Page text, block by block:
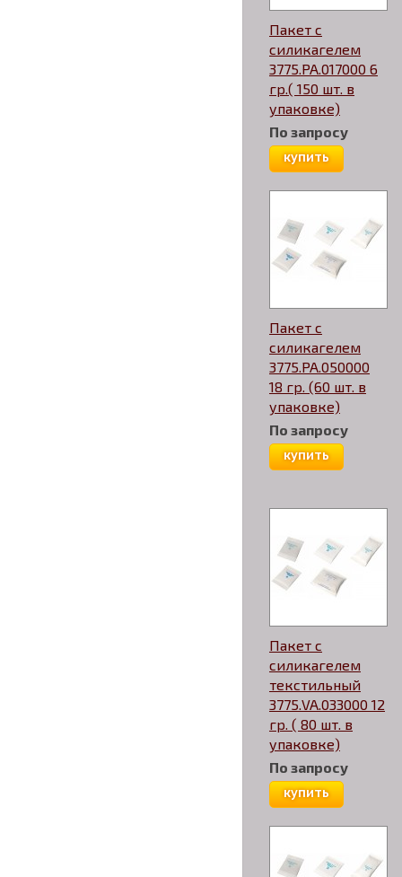
Пакет с
силикагелем
3775.PA.017000 6
гр.( 150 шт. в
упаковке)
По запросу
купить
Пакет с
силикагелем
3775.PA.050000
18 гр. (60 шт. в
упаковке)
По запросу
купить
Пакет с
силикагелем
текстильный
3775.VA.033000 12
гр. ( 80 шт. в
упаковке)
По запросу
купить